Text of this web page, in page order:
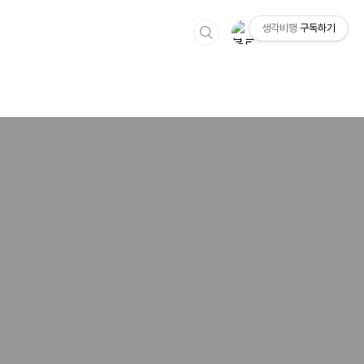
생각비행 구독하기